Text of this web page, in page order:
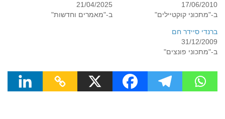
17/06/2010
ב-"מתכוני קוקטיילים"
21/04/2025
ב-"מאמרים וחדשות"
ברנדי סיידר חם
31/12/2009
ב-"מתכוני פונצים"